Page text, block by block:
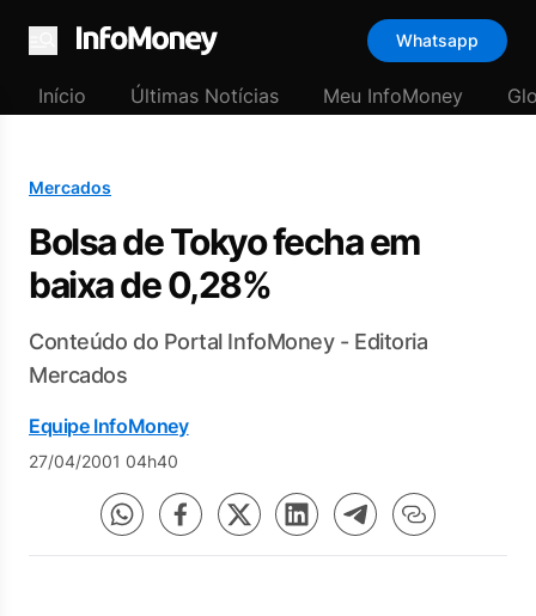
Menu
Whatsapp
Início Últimas Notícias Meu InfoMoney
Mercados
Bolsa de Tokyo fecha em
baixa de 0,28%
Conteúdo do Portal InfoMoney - Editoria
Mercados
Equipe InfoMoney
27/04/2001 04h40